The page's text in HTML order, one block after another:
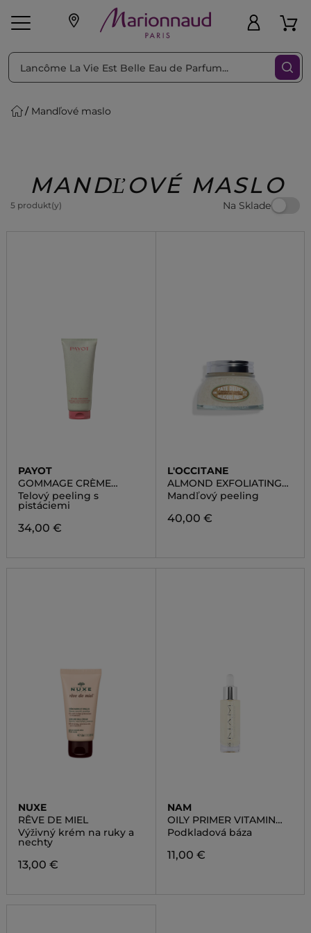
pleť Líčenie
Beauty
Mandľové maslo
MANDĽOVÉ MASLO
5 produkt(y) Na Sklade
Triediť podľa Filtrovať
PAYOT
GOMMAGE CRÈME
FONDANT CORPS
Telový peeling s
pistáciemi
34,00 €
L'OCCITANE
ALMOND EXFOLIATING
DELICIOUS PASTE
Mandľový peeling
40,00 €
NUXE
RÊVE DE MIEL
Výživný krém na ruky a
nechty
13,00 €
NAM
OILY PRIMER VITAMIN
BOOSTER
Podkladová báza
11,00 €